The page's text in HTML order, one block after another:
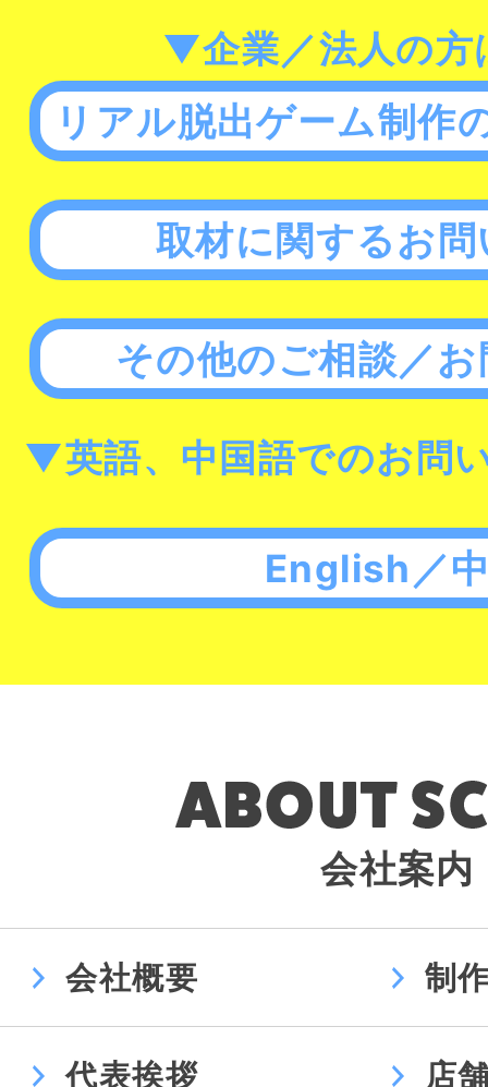
▼企業／法人の方
リアル脱出ゲーム制作
取材に関するお
その他のご相談／
▼英語、中国語でのお問
English／
会社案内
会社概要 制
代表挨拶 店